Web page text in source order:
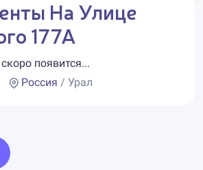
На Улице
177А
появится...
Россия / Урал